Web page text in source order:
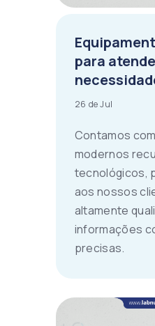
para
26 de Jul
Contamos
modernos
tecnológicos,
aos nossos
altamente
informações
precisas.